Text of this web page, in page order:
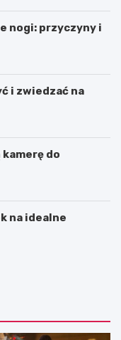
nogi: przyczyny i
i zwiedzać na
do
na idealne